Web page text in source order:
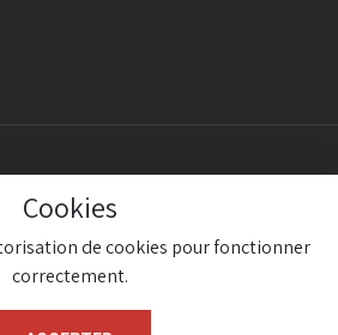
Cookies
de cookies pour fonctionner
correctement.